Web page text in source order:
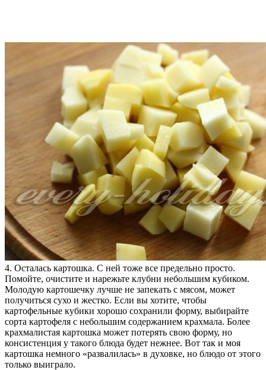
4. Осталась картошка. С ней тоже все предельно просто.
Помойте, очистите и нарежьте клубни небольшим кубиком.
Молодую картошечку лучше не запекать с мясом, может
получиться сухо и жестко. Если вы хотите, чтобы
картофельные кубики хорошо сохранили форму, выбирайте
сорта картофеля с небольшим содержанием крахмала. Более
крахмалистая картошка может потерять свою форму, но
консистенция у такого блюда будет нежнее. Вот так и моя
картошка немного «развалилась» в духовке, но блюдо от этого
только выиграло.